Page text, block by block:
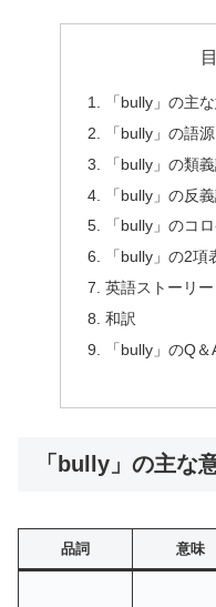
「bully」の主
「bully」の語
「bully」の類
「bully」の反
「bully」のコ
「bully」の2項
英語ストーリー
和訳
「bully」のQ＆
「bully」の主な
品詞 意味